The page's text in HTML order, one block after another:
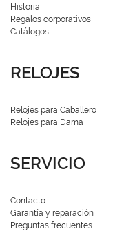
Historia
Regalos corporativos
Catálogos
RELOJES
Relojes para Caballero
Relojes para Dama
SERVICIO
Contacto
Garantía y reparación
Preguntas frecuentes